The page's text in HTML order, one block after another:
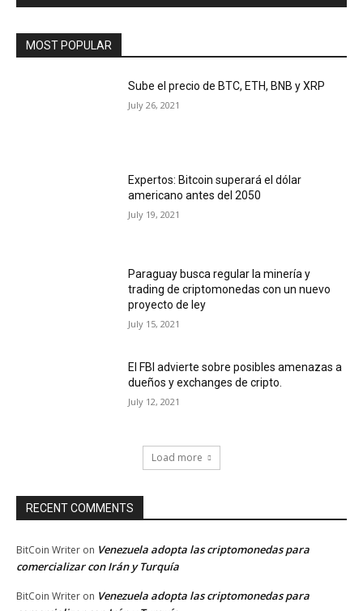
MOST POPULAR
Sube el precio de BTC, ETH, BNB y XRP
July 26, 2021
Expertos: Bitcoin superará el dólar
americano antes del 2050
July 19, 2021
Paraguay busca regular la minería y
trading de criptomonedas con un nuevo
proyecto de ley
July 15, 2021
El FBI advierte sobre posibles amenazas a
dueños y exchanges de cripto.
July 12, 2021
Load more
RECENT COMMENTS
BitCoin Writer on Venezuela adopta las criptomonedas para
comercializar con Irán y Turquía
BitCoin Writer on Venezuela adopta las criptomonedas para